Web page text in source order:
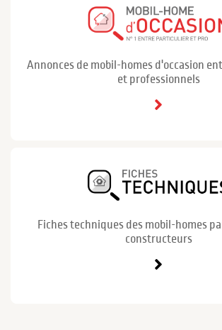
Annonces de mobil-homes d'occasion
et professionnels
Fiches techniques des mobil-homes
constructeurs